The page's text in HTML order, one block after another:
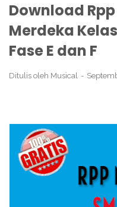
Download
Merdeka
Fase E dan F
Ditulis oleh Musical